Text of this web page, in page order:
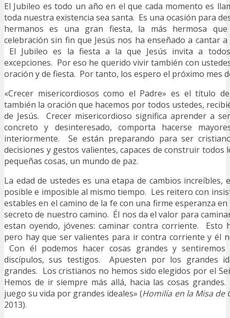
El Jubileo es todo un año en el que cada momento es
toda nuestra existencia sea santa. Es una ocasión para
hermanos es una gran fiesta, la más hermosa
celebración sin fin que Jesús nos ha enseñado a cantar
El Jubileo es la fiesta a la que Jesús invita a
excepciones. Por eso he querido vivir también con
oración y de fiesta. Por tanto, los espero el próximo mes
«Crecer misericordiosos como el Padre» es el título
también la oración que hacemos por todos ustedes,
de Jesús. Crecer misericordioso significa aprender a
concreto y desinteresado, comporta hacerse
interiormente. Se están preparando para ser
decisiones y gestos valientes, capaces de construir todos
pequeñas cosas, un mundo de paz.
La edad de ustedes es una etapa de cambios increíbles,
posible e imposible al mismo tiempo. Les reitero con
estables en el camino de la fe con una firme esperanza
secreto de nuestro camino. Él nos da el valor para
estan oyendo, jóvenes: caminar contra corriente. Esto
pero hay que ser valientes para ir contra corriente y él
Con él podemos hacer cosas grandes y
discípulos, sus testigos. Apuesten por los grandes
grandes. Los cristianos no hemos sido elegidos por el
Hemos de ir siempre más allá, hacia las cosas
juego su vida por grandes ideales» (Homilía en la Misa de
2013).